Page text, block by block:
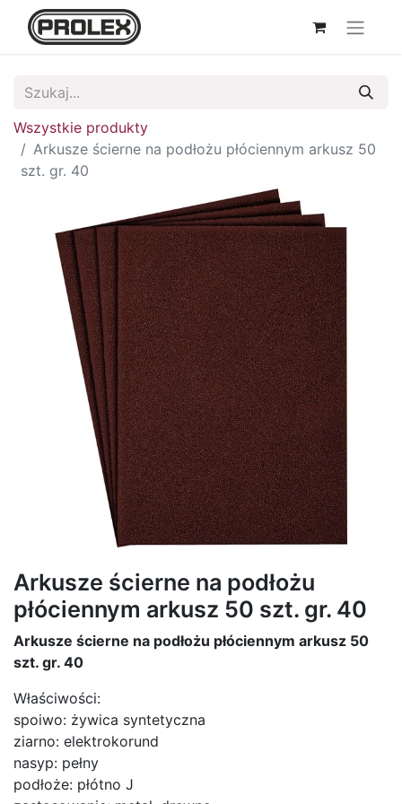
Wszystkie produkty
Arkusze ścierne na podłożu płóciennym arkusz 50
szt. gr. 40
Arkusze ścierne na podłożu
płóciennym arkusz 50 szt. gr. 40
Arkusze ścierne na podłożu płóciennym arkusz 50
szt. gr. 40
Właściwości:
spoiwo: żywica syntetyczna
ziarno: elektrokorund
nasyp: pełny
podłoże: płótno J